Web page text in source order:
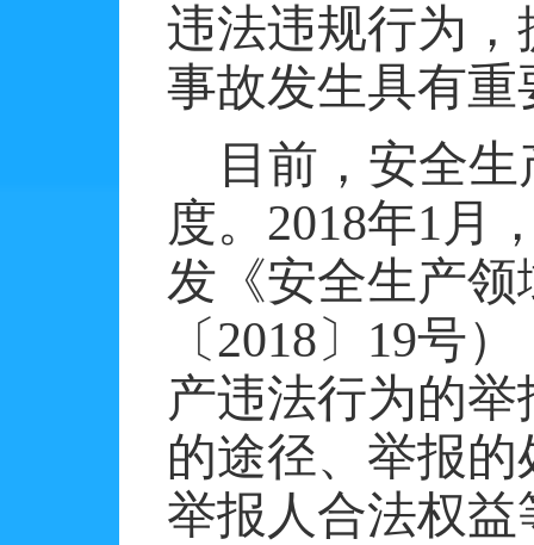
违法违规行为
事故发生具有重
目前，安全
度。 2018年1 月
发《安全生产
〔2018〕 19号）
产违法行为的
的途径、举报
举报人合法权